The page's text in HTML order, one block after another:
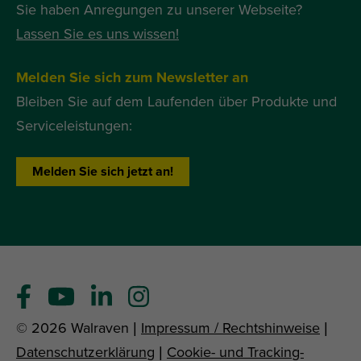
Sie haben Anregungen zu unserer Webseite?
Lassen Sie es uns wissen!
Melden Sie sich zum Newsletter an
Bleiben Sie auf dem Laufenden über Produkte und
Serviceleistungen:
Melden Sie sich jetzt an!
© 2026 Walraven | Impressum / Rechtshinweise |
Datenschutzerklärung | Cookie- und Tracking-